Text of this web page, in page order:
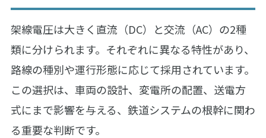
架線電圧は大きく直流（DC）と交流（AC）の2種
類に分けられます。それぞれに異なる特性があり、
路線の種別や運行形態に応じて採用されています。
この選択は、車両の設計、変電所の配置、送電方
式にまで影響を与える、鉄道システムの根幹に関わ
る重要な判断です。